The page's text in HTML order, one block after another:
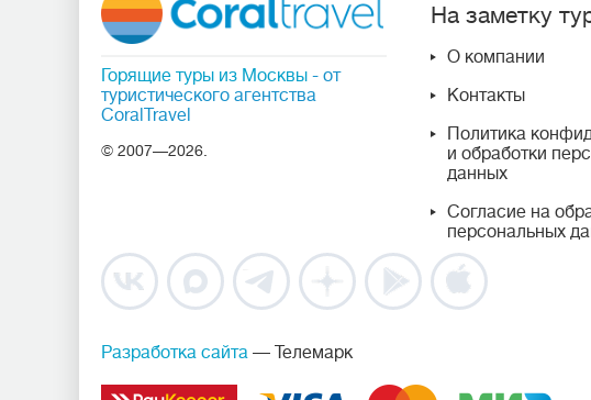
Горящие туры из Москвы - от
туристического агентства
CoralTravel
© 2007—2026.
На заметку
О компании
Контакты
Политика
и обработки
данных
Согласие на
персональных
Разработка сайта — Телемарк